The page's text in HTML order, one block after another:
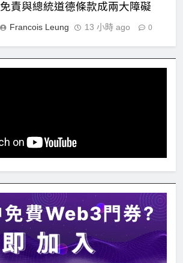
免責與總統道德條款成兩大障礙
Francois Leung 13 小時 ago 0